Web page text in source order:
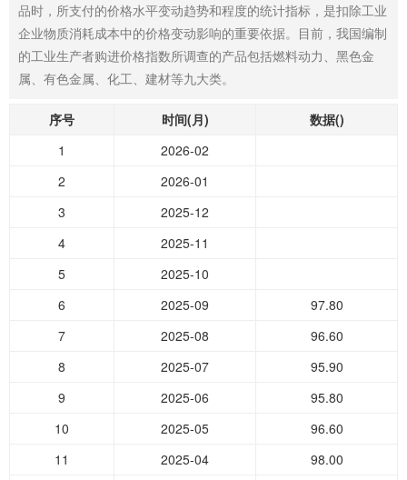
品时，所支付的价格水平变动趋势和程度的统计指标，是扣除工业
企业物质消耗成本中的价格变动影响的重要依据。目前，我国编制
的工业生产者购进价格指数所调查的产品包括燃料动力、黑色金
属、有色金属、化工、建材等九大类。
序号 时间(月)
数据()
1
2026-02
2
2026-01
3
2025-12
4
2025-11
5
2025-10
6
2025-09
97.80
7
2025-08
96.60
8
2025-07
95.90
9
2025-06
95.80
10
2025-05
96.60
11
2025-04
98.00